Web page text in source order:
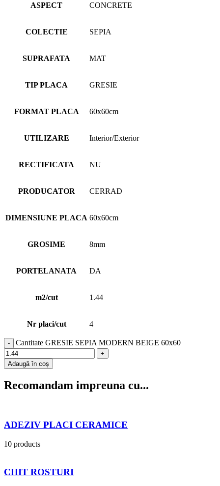
ASPECT CONCRETE
COLECTIE SEPIA
SUPRAFATA MAT
TIP PLACA GRESIE
FORMAT PLACA 60x60cm
UTILIZARE Interior/Exterior
RECTIFICATA NU
PRODUCATOR CERRAD
DIMENSIUNE PLACA 60x60cm
GROSIME 8mm
PORTELANATA DA
m2/cut 1.44
Nr placi/cut 4
Cantitate GRESIE SEPIA MODERN BEIGE 60x60
Adaugă în coș
Recomandam impreuna cu...
ADEZIV PLACI CERAMICE
10 products
CHIT ROSTURI